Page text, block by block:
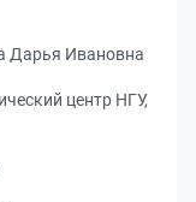
Дарья Ивановна
центр НГУ,